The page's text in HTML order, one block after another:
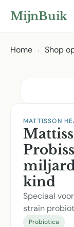
Naar hoofdinhoud
MijnBuik
Home Shop
MATTISSON
kind
Speciaal
strain
Probiotica